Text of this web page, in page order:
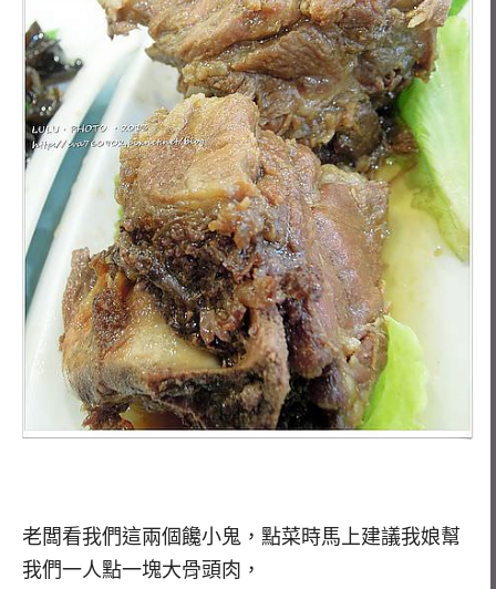
老闆看我們這兩個饞小鬼，點菜時馬上建議我娘幫
我們一人點一塊大骨頭肉，